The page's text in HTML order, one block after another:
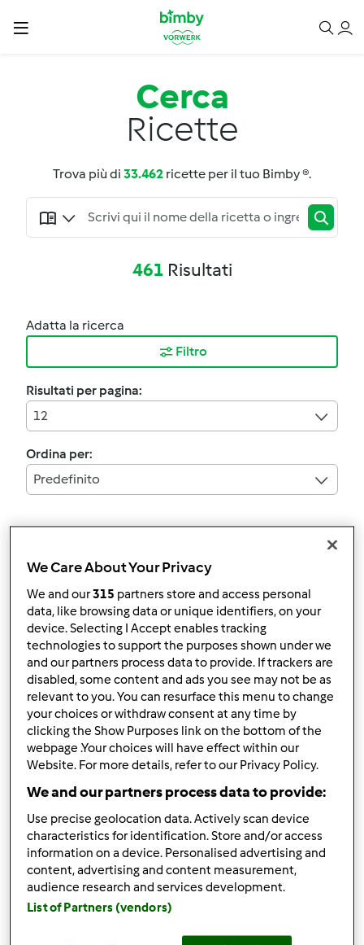
Cerca
Ricette
Trova più di 33.462 ricette per il tuo Bimby ®.
461 Risultati
Adatta la ricerca
Filtro
Risultati per pagina:
12
Ordina per:
Predefinito
I filtri:
Annulla
FOCACCIA ROSSA CON
FARINA DI FARRO
dacontessa6
0 0 facile 8 1h 50min
GATEAU DI PATATE A
MODO MIO
daglamourrr
We Care About Your Privacy
We and our315 partners store and access personal
data, like browsing data or unique identifiers, on your
device. Selecting I Accept enables tracking
technologies to support the purposes shown under we
and our partners process data to provide. If trackers are
disabled, some content and ads you see may not be as
relevant to you. You can resurface this menu to change
your choices or withdraw consent at any time by
clicking the Show Purposes link on the bottom of the
webpage .Your choices will have effect within our
Website. For more details, refer to our Privacy Policy.
We and our partners process data to provide:
Use precise geolocation data. Actively scan device
characteristics for identification. Store and/or access
information on a device. Personalised advertising and
content, advertising and content measurement,
audience research and services development.
List of Partners (vendors)